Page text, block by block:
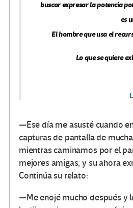
buscar expresar la potencia
es
El hombre que usa el
Lo que se quiere
—Ese día me asusté cuando
capturas de pantalla de
mientras caminamos por el
mejores amigas, y su ahora
Continúa su relato:
—Me enojé mucho después y